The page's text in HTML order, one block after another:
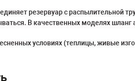
резервуар с распылительной
В качественных моделях шланг
условиях (теплицы, живые